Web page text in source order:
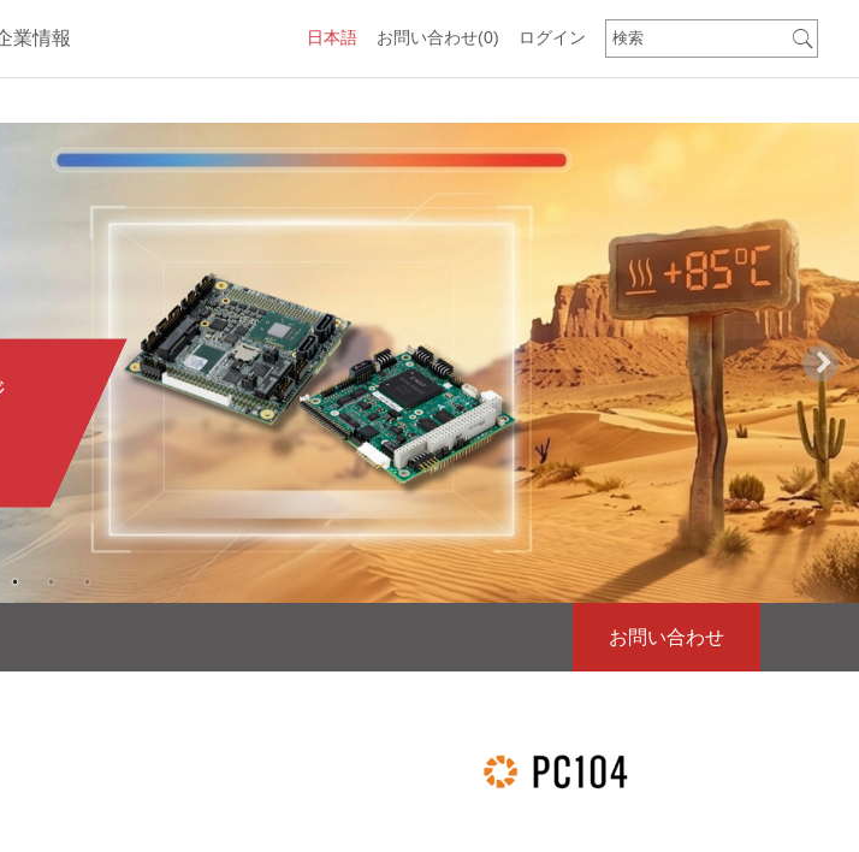
お問い合わせ(0)
日本語 ログイン
業情報
お問い合わせ